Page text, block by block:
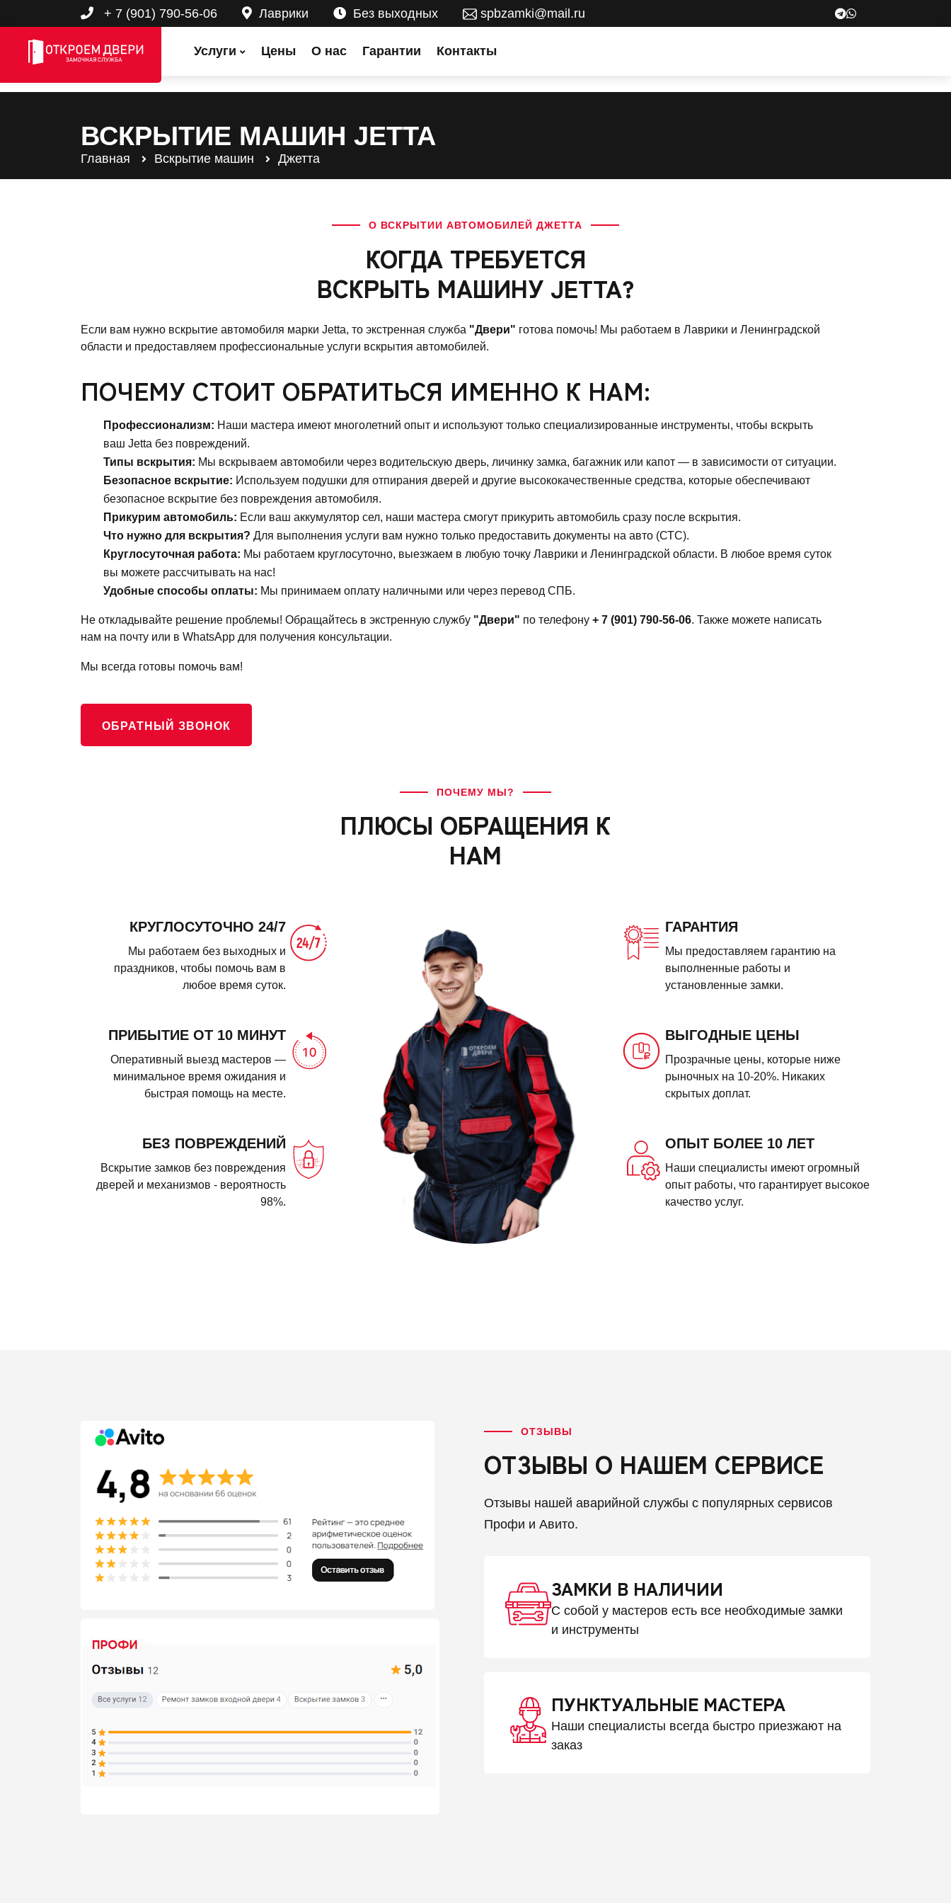
+ 7 (901) 790-56-06 Лаврики Без выходных spbzamki@mail.ru
Услуги Цены О нас Гарантии Контакты
ВСКРЫТИЕ МАШИН JETTA
Главная Вскрытие машин Джетта
О ВСКРЫТИИ АВТОМОБИЛЕЙ ДЖЕТТА
КОГДА ТРЕБУЕТСЯ
ВСКРЫТЬ МАШИНУ JETTA?
Если вам нужно вскрытие автомобиля марки Jetta, то экстренная служба "Двери" готова помочь! Мы работаем в Лаврики и Ленинградской
области и предоставляем профессиональные услуги вскрытия автомобилей.
ПОЧЕМУ СТОИТ ОБРАТИТЬСЯ ИМЕННО К НАМ:
Профессионализм: Наши мастера имеют многолетний опыт и используют только специализированные инструменты, чтобы вскрыть
ваш Jetta без повреждений.
Типы вскрытия: Мы вскрываем автомобили через водительскую дверь, личинку замка, багажник или капот — в зависимости от ситуации.
Безопасное вскрытие: Используем подушки для отпирания дверей и другие высококачественные средства, которые обеспечивают
безопасное вскрытие без повреждения автомобиля.
Прикурим автомобиль: Если ваш аккумулятор сел, наши мастера смогут прикурить автомобиль сразу после вскрытия.
Что нужно для вскрытия? Для выполнения услуги вам нужно только предоставить документы на авто (СТС).
Круглосуточная работа: Мы работаем круглосуточно, выезжаем в любую точку Лаврики и Ленинградской области. В любое время суток
вы можете рассчитывать на нас!
Удобные способы оплаты: Мы принимаем оплату наличными или через перевод СПБ.
Не откладывайте решение проблемы! Обращайтесь в экстренную службу "Двери" по телефону + 7 (901) 790-56-06. Также можете написать
нам на почту или в WhatsApp для получения консультации.
Мы всегда готовы помочь вам!
ОБРАТНЫЙ ЗВОНОК
ПОЧЕМУ МЫ?
ПЛЮСЫ ОБРАЩЕНИЯ К
НАМ
КРУГЛОСУТОЧНО 24/7
Мы работаем без выходных и
праздников, чтобы помочь вам в
любое время суток.
ПРИБЫТИЕ ОТ 10 МИНУТ
Оперативный выезд мастеров —
минимальное время ожидания и
быстрая помощь на месте.
БЕЗ ПОВРЕЖДЕНИЙ
Вскрытие замков без повреждения
дверей и механизмов - вероятность
98%.
ГАРАНТИЯ
Мы предоставляем гарантию на
выполненные работы и
установленные замки.
ВЫГОДНЫЕ ЦЕНЫ
Прозрачные цены, которые ниже
рыночных на 10-20%. Никаких
скрытых доплат.
ОПЫТ БОЛЕЕ 10 ЛЕТ
Наши специалисты имеют огромный
опыт работы, что гарантирует высокое
качество услуг.
ОТЗЫВЫ
ОТЗЫВЫ О НАШЕМ СЕРВИСЕ
Отзывы нашей аварийной службы с популярных сервисов
Профи и Авито.
ЗАМКИ В НАЛИЧИИ
С собой у мастеров есть все необходимые замки
и инструменты
ПУНКТУАЛЬНЫЕ МАСТЕРА
Наши специалисты всегда быстро приезжают на
заказ